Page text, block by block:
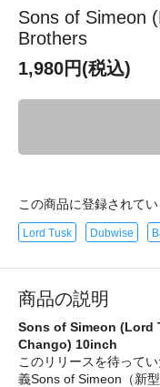
Sons of Simeon
Brothers
1,980円(税込)
この商品に登録されて
Lord Tusk Dubwise
商品の説明
Sons of Simeon (Lord
Chango) 10inch
このリリースを待って
義Sons of Simeon（新